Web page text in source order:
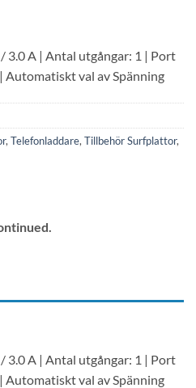
3.0 A | Antal utgångar: 1 | Port
val av Spänning
, Telefonladdare, Tillbehör Surfplattor,
3.0 A | Antal utgångar: 1 | Port
val av Spänning